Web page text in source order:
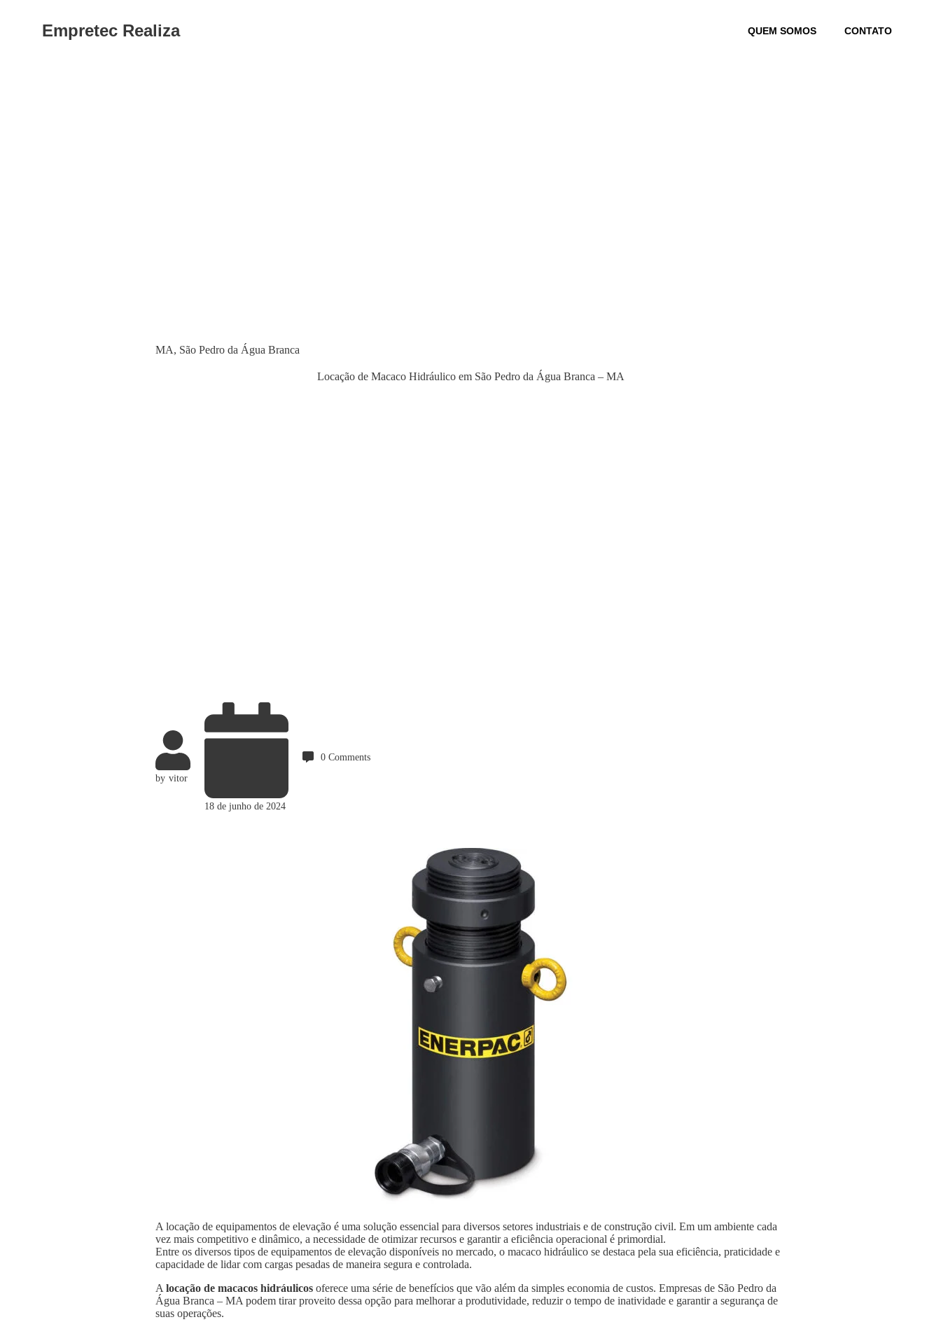
Empretec Realiza QUEM SOMOS CONTATO
Locação de Macaco Hidráulico em São Pedro da Água Branca – MA
Category
MA, São Pedro da Água Branca
by vitor
18 de junho de 2024
0 Comments
A locação de equipamentos de elevação é uma solução essencial para diversos setores industriais e de construção civil. Em um ambiente cada
vez mais competitivo e dinâmico, a necessidade de otimizar recursos e garantir a eficiência operacional é primordial.
Entre os diversos tipos de equipamentos de elevação disponíveis no mercado, o macaco hidráulico se destaca pela sua eficiência, praticidade e
capacidade de lidar com cargas pesadas de maneira segura e controlada.
A locação de macacos hidráulicos oferece uma série de benefícios que vão além da simples economia de custos. Empresas de São Pedro da
Água Branca – MA podem tirar proveito dessa opção para melhorar a produtividade, reduzir o tempo de inatividade e garantir a segurança de
suas operações.